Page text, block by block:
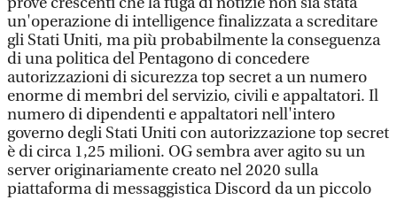
un'operazione di intelligence finalizzata a screditare
gli Stati Uniti, ma più probabilmente la conseguenza
di una politica del Pentagono di concedere
autorizzazioni di sicurezza top secret a un numero
enorme di membri del servizio, civili e appaltatori. Il
numero di dipendenti e appaltatori nell'intero
governo degli Stati Uniti con autorizzazione top secret
è di circa 1,25 milioni. OG sembra aver agito su un
server originariamente creato nel 2020 sulla
piattaforma di messaggistica Discord da un piccolo